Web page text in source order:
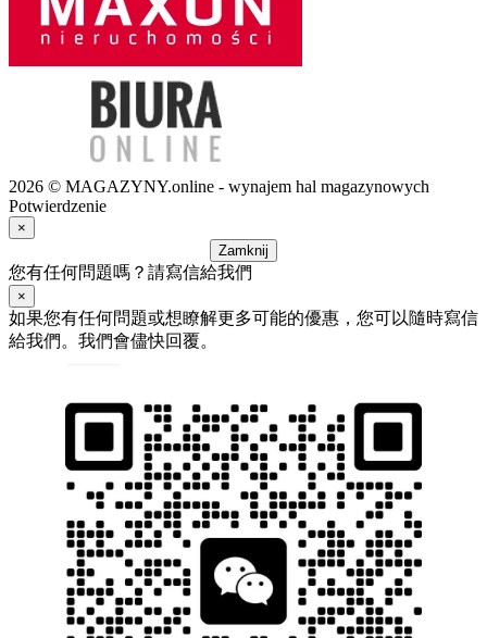
2026 © MAGAZYNY.online - wynajem hal magazynowych
Potwierdzenie
×
Zamknij
您有任何問題嗎？請寫信給我們
×
如果您有任何問題或想瞭解更多可能的優惠，您可以隨時寫信
給我們。我們會儘快回覆。